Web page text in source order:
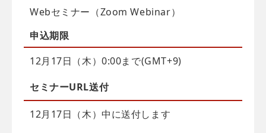
Webセミナー（Zoom Webinar）
申込期限
12月17日（木）0:00まで(GMT+9)
セミナーURL送付
12月17日（木）中に送付します